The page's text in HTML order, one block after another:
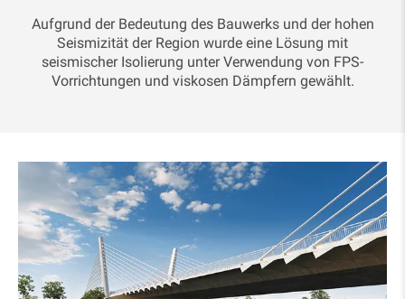
Aufgrund der Bedeutung des Bauwerks und der hohen
Seismizität der Region wurde eine Lösung mit
seismischer Isolierung unter Verwendung von FPS-
Vorrichtungen und viskosen Dämpfern gewählt.